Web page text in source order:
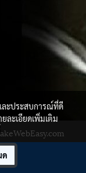
ละประสบการณ์ที่ดี
ละเอียดเพิ่มเติม
ด